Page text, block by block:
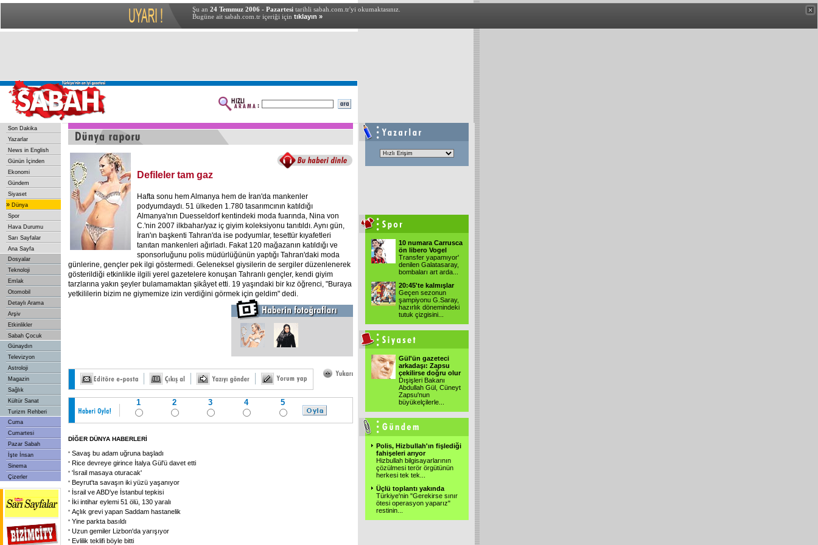
Şu an 24 Temmuz 2006 - Pazartesi tarihli sabah.com.tr'yi okumaktasınız.
Bugüne ait sabah.com.tr içeriği için tıklayın »
Son Dakika
Yazarlar
News in English
Günün İçinden
Ekonomi
Gündem
Siyaset
» Dünya
Spor
Hava Durumu
Sarı Sayfalar
Ana Sayfa
Dosyalar
Teknoloji
Emlak
Otomobil
Detaylı Arama
Arşiv
Etkinlikler
Sabah Çocuk
Günaydın
Televizyon
Astroloji
Magazin
Sağlık
Kültür Sanat
Turizm Rehberi
Cuma
Cumartesi
Pazar Sabah
İşte İnsan
Sinema
Çizerler
Defileler tam gaz
Hafta sonu hem Almanya hem de İran'da mankenler
podyumdaydı. 51 ülkeden 1.780 tasarımcının katıldığı
Almanya'nın Duesseldorf kentindeki moda fuarında, Nina von
C.'nin 2007 ilkbahar/yaz iç giyim koleksiyonu tanıtıldı. Aynı gün,
İran'ın başkenti Tahran'da ise podyumlar, tesettür kıyafetleri
tanıtan mankenleri ağırladı. Fakat 120 mağazanın katıldığı ve
sponsorluğunu polis müdürlüğünün yaptığı Tahran'daki moda
günlerine, gençler pek ilgi göstermedi. Geleneksel giysilerin de sergiler düzenlenerek
gösterildiği etkinlikle ilgili yerel gazetelere konuşan Tahranlı gençler, kendi giyim
tarzlarına yakın şeyler bulamamaktan şikâyet etti. 19 yaşındaki bir kız öğrenci, "Buraya
yetkililerin bizim ne giymemize izin verdiğini görmek için geldim" dedi.
1 2 3 4 5
DİĞER DÜNYA HABERLERİ
Savaş bu adam uğruna başladı
Rice devreye girince İtalya Gül'ü davet etti
'İsrail masaya oturacak'
Beyrut'ta savaşın iki yüzü yaşanıyor
İsrail ve ABD'ye İstanbul tepkisi
İki intihar eylemi 51 ölü, 130 yaralı
Açlık grevi yapan Saddam hastanelik
Yine parkta basıldı
Uzun gemiler Lizbon'da yarışıyor
Evlilik teklifi böyle bitti
10 numara Carrusca
ön libero Vogel
Transfer yapamıyor'
denilen Galatasaray,
bombaları art arda...
20:45'te kalmışlar
Geçen sezonun
şampiyonu G.Saray,
hazırlık dönemindeki
tutuk çizgisini...
Gül'ün gazeteci
arkadaşı: Zapsu
çekilirse doğru olur
Dışişleri Bakanı
Abdullah Gül, Cüneyt
Zapsu'nun
büyükelçilerle...
Polis, Hizbullah'ın fişlediği
fahişeleri arıyor
Hizbullah bilgisayarlarının
çözülmesi terör örgütünün
herkesi tek tek...
Üçlü toplantı yakında
Türkiye'nin "Gerekirse sınır
ötesi operasyon yaparız"
restinin...